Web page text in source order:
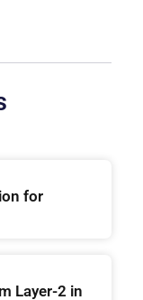
for
Layer-2 in